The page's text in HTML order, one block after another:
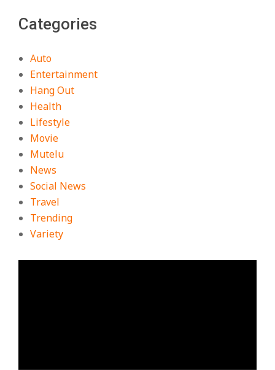
Categories
Auto
Entertainment
Hang Out
Health
Lifestyle
Movie
Mutelu
News
Social News
Travel
Trending
Variety